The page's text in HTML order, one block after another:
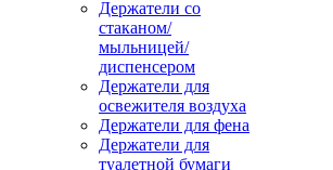
Держатели со
стаканом/
мыльницей/
диспенсером
Держатели для
освежителя воздуха
Держатели для фена
Держатели для
туалетной бумаги